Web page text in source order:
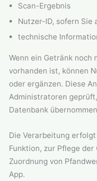
Scan-Ergebnis
Nutzer-ID, sofern Sie
technische
Wenn ein Getränk noch
vorhanden ist, können
oder ergänzen. Diese
Administratoren
Datenbank
Die Verarbeitung
Funktion, zur Pflege
Zuordnung von
App.